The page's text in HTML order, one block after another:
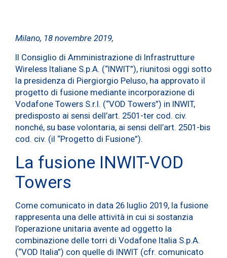
Milano, 18 novembre 2019,
Il Consiglio di Amministrazione di Infrastrutture
Wireless Italiane S.p.A. (“INWIT”), riunitosi oggi sotto
la presidenza di Piergiorgio Peluso, ha approvato il
progetto di fusione mediante incorporazione di
Vodafone Towers S.r.l. (“VOD Towers”) in INWIT,
predisposto ai sensi dell’art. 2501-ter cod. civ.
nonché, su base volontaria, ai sensi dell’art. 2501-bis
cod. civ. (il “Progetto di Fusione”).
La fusione INWIT-VOD
Towers
Come comunicato in data 26 luglio 2019, la fusione
rappresenta una delle attività in cui si sostanzia
l’operazione unitaria avente ad oggetto la
combinazione delle torri di Vodafone Italia S.p.A.
(“VOD Italia”) con quelle di INWIT (cfr. comunicato